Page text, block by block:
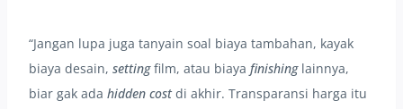
“Jangan lupa juga tanyain soal biaya tambahan, kayak
biaya desain, settingfilm, atau biaya finishinglainnya,
biar gak ada hidden costdi akhir. Transparansi harga itu